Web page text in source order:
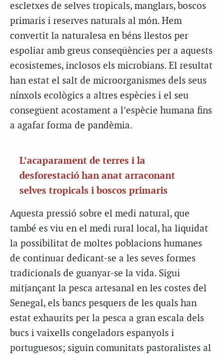
escletxes de selves tropicals, manglars, boscos
primaris i reserves naturals al món. Hem
convertit la naturalesa en béns llestos per
espoliar amb greus conseqüències per a aquests
ecosistemes, inclosos els microbians. El resultat
han estat el salt de microorganismes dels seus
nínxols ecològics a altres espècies i el seu
consegüent acostament a l’espècie humana fins
a agafar forma de pandèmia.
L’acaparament de terres i la
desforestació han anat arraconant
selves tropicals i boscos primaris
Aquesta pressió sobre el medi natural, que
també es viu en el medi rural local, ha liquidat
la possibilitat de moltes poblacions humanes
de continuar dedicant-se a les seves formes
tradicionals de guanyar-se la vida. Sigui
mitjançant la pesca artesanal en les costes del
Senegal, els bancs pesquers de les quals han
estat exhaurits per la pesca a gran escala dels
bucs i vaixells congeladors espanyols i
portuguesos; siguin comunitats pastoralistes al